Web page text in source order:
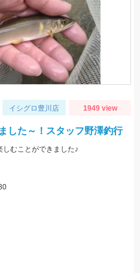
イシグロ豊川店 1949 view
た～！スタッフ野澤釣行
むことができました♪